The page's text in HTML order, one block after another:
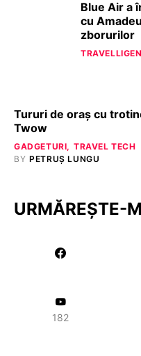
Blue Air a
cu
zborurilor
Tururi de oraș cu
Twow
GADGETURI
TRAVEL TECH
BY PETRUȘ LUNGU
URMĂREȘTE-
182